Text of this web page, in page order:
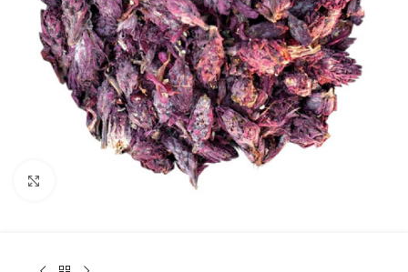
Κάντε κλικ για μεγέθυνση